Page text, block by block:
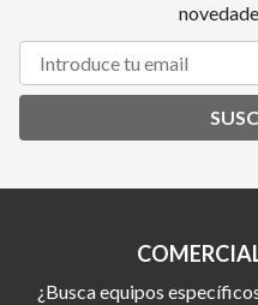
¿Busca equipos